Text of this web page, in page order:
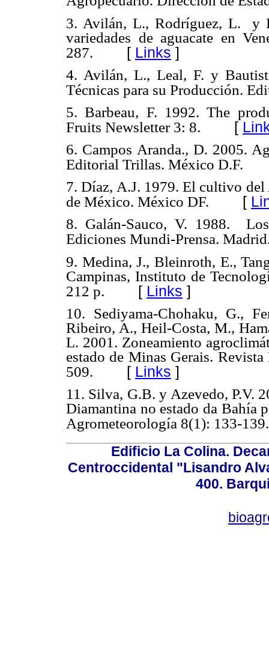
3. Avilán, L., Rodríguez, L. y
variedades de aguacate en
287. [ Links ]
4. Avilán, L., Leal, F. y
Técnicas para su Producción.
5. Barbeau, F. 1992. The
Fruits Newsletter 3: 8. [
6. Campos Aranda., D. 2005.
Editorial Trillas. México D.F.
7. Díaz, A.J. 1979. El cultivo
de México. México DF. [
8. Galán-Sauco, V. 1988.
Ediciones Mundi-Prensa.
9. Medina, J., Bleinroth, E.,
Campinas, Instituto de
212 p. [ Links ]
10. Sediyama-Chohaku, G.,
Ribeiro, A., Heil-Costa, M.,
L. 2001. Zoneamiento
estado de Minas Gerais.
509. [ Links ]
11. Silva, G.B. y Azevedo, P.V.
Diamantina no estado da
Agrometeorología 8(1): 133-139.
Edificio La Colina.
Centroccidental "Lisandro
400.